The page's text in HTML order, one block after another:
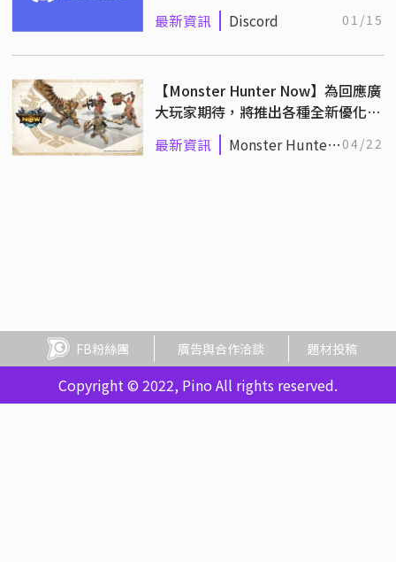
最新資訊 Discord 01/15
【Monster Hunter Now】為回應廣
大玩家期待，將推出各種全新優化功
能！
最新資訊
Monster Hunter
04/22
FB粉絲團 廣告與合作洽談 題材投稿
Copyright © 2022, Pino All rights reserved.